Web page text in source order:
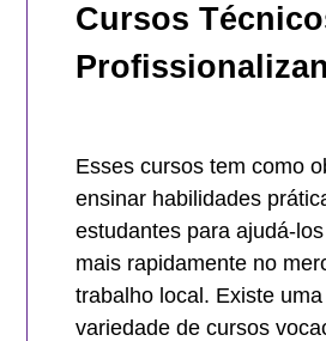
Cursos
Esses cursos tem como
ensinar habilidades
estudantes para ajudá-
mais rapidamente no
trabalho local. Existe
variedade de cursos